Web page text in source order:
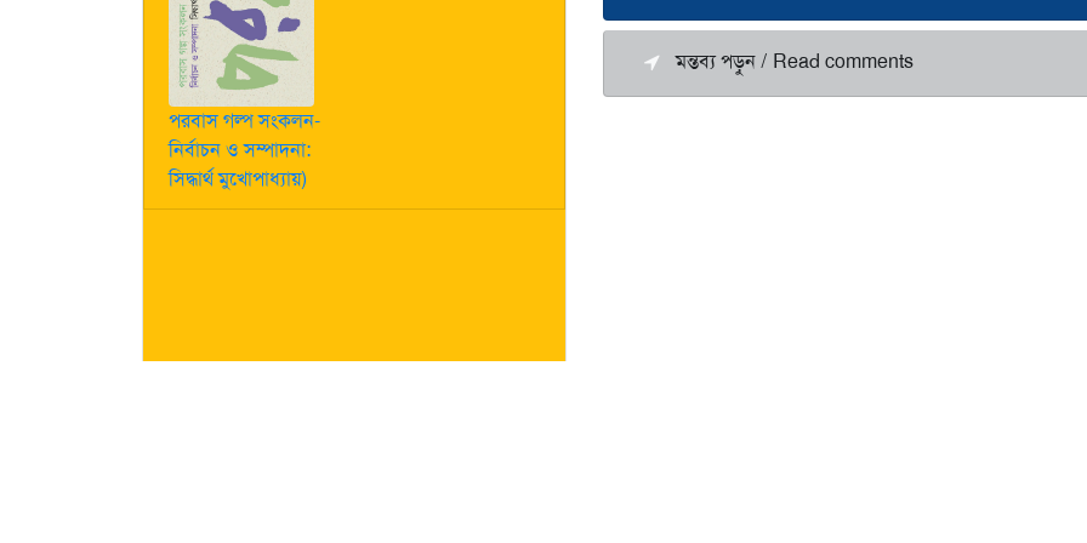
পরবাস গল্প সংকলন-
নির্বাচন ও সম্পাদনা:
সিদ্ধার্থ মুখোপাধ্যায়)
মন্তব্য পড়ুন / Read comments